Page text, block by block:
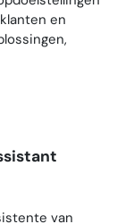
en
van